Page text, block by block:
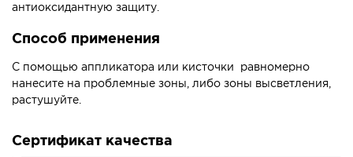
антиоксидантную защиту.
Способ применения
С помощью аппликатора или кисточки равномерно
нанесите на проблемные зоны, либо зоны высветления,
растушуйте.
Сертификат качества